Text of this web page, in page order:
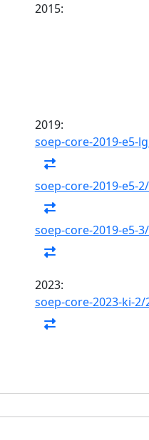
2015:
2019:
soep-core-2019-e5-
soep-core-2019-e5-
soep-core-2019-e5-
2023:
soep-core-2023-ki-2/